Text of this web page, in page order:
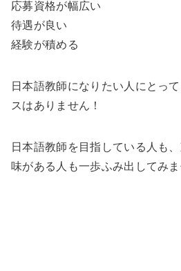
応募資格が幅広い
待遇が良い
経験が積める
日本語教師になりたい人にとっ
スはありません！
日本語教師を目指している人も
味がある人も一歩ふみ出してみま